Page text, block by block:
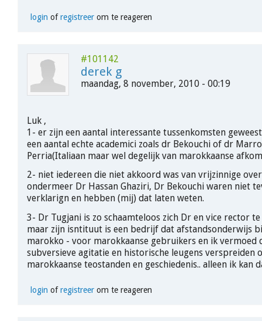
login ofregistreerom te reageren
#101142
derek g
maandag, 8 november, 2010 - 00:19
Luk ,
1- er zijn een aantal interessante tussenkomsten
een aantal echte academici zoals dr Bekouchi of dr
Perria(Italiaan maar wel degelijk van marokkaanse
2- niet iedereen die niet akkoord was van vrijzinnige
ondermeer Dr Hassan Ghaziri, Dr Bekouchi waren niet
verklarign en hebben (mij) dat laten weten.
3- Dr Tugjani is zo schaamteloos zich Dr en vice rector
maar zijn isntituut is een bedrijf dat afstandsonderwijs
marokko - voor marokkaanse gebruikers en ik vermoed
subversieve agitatie en historische leugens verspreiden
marokkaanse teostanden en geschiedenis.. alleen ik kan
login ofregistreerom te reageren